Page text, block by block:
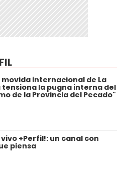
movida internacional de La
la pugna interna del
de la Provincia del Pecado"
vivo +Perfil!: un canal con
piensa